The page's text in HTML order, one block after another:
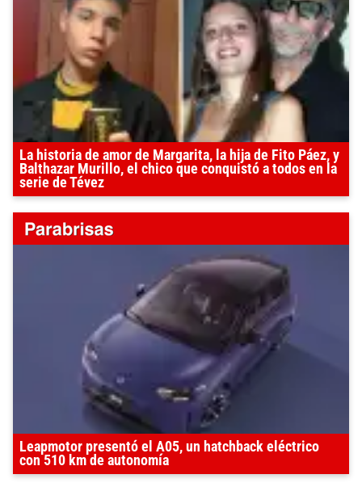
La historia de amor de Margarita, la hija de Fito Páez, y
Balthazar Murillo, el chico que conquistó a todos en la
serie de Tévez
Leapmotor presentó el A05, un hatchback eléctrico
con 510 km de autonomía